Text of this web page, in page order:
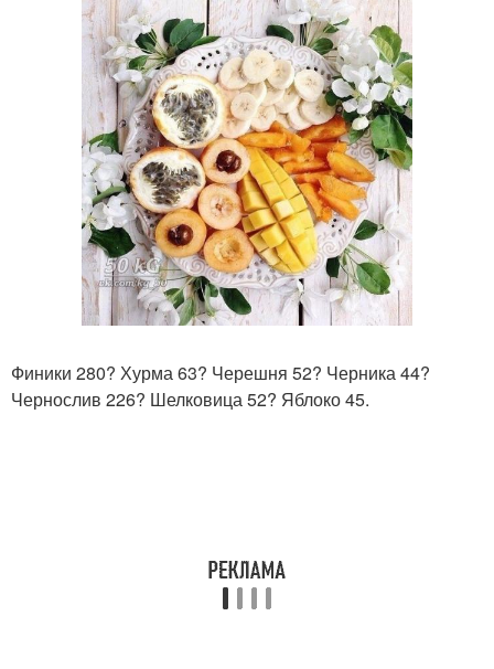
Финики 280? Хурма 63? Черешня 52? Черника 44?
Чернослив 226? Шелковица 52? Яблоко 45.